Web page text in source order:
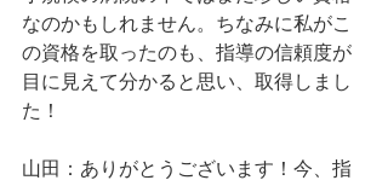
なのかもしれません。ちなみに私がこ
の資格を取ったのも、指導の信頼度が
目に見えて分かると思い、取得しまし
た！
山田：ありがとうございます！今、指